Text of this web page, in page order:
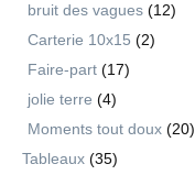
bruit des vagues (12)
Carterie 10x15 (2)
Faire-part (17)
jolie terre (4)
Moments tout doux (20)
Tableaux (35)